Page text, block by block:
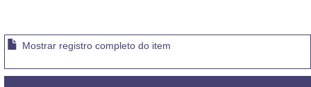
Mostrar registro completo do item